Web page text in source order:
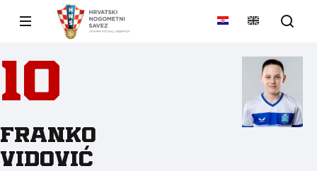
10
Franko
Vidović